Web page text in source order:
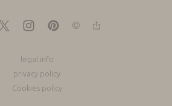
legal info
privacy policy
Cookies policy